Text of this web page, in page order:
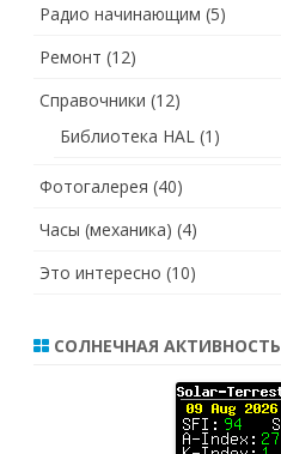
Радио начинающим (5)
Ремонт (12)
Справочники (12)
Библиотека HAL (1)
Фотогалерея (40)
Часы (механика) (4)
Это интересно (10)
СОЛНЕЧНАЯ АКТИВНОСТЬ